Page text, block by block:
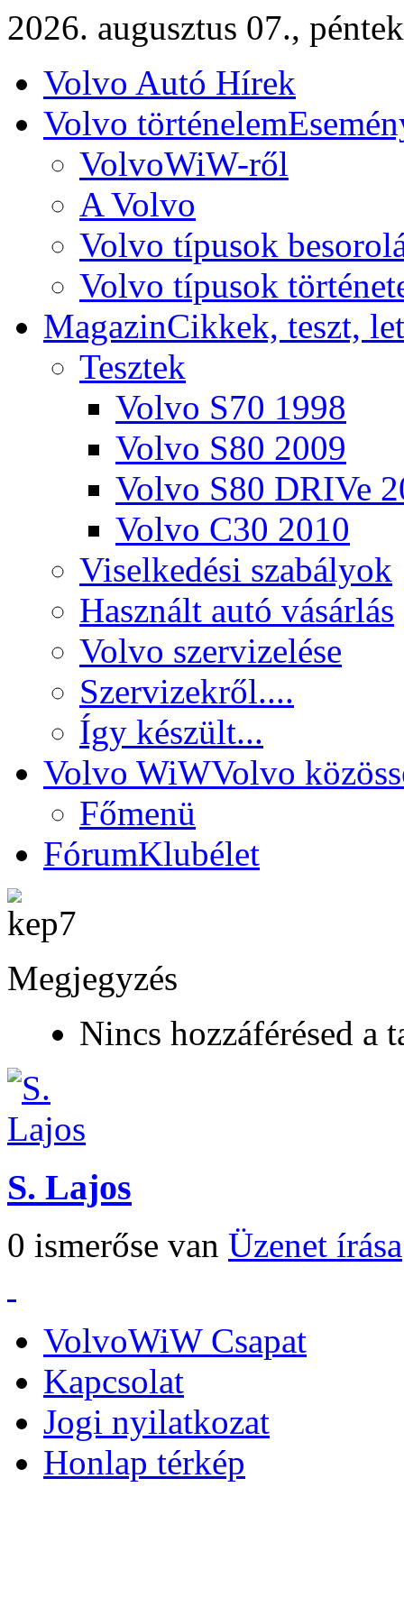
2026. augusztus 07., péntek
Volvo Autó Hírek
Volvo történelem
VolvoWiW-ről
A Volvo
Volvo típusok
Volvo típusok
MagazinCikkek, teszt,
Tesztek
Volvo S70 1998
Volvo S80 2009
Volvo S80 DRIVe
Volvo C30 2010
Viselkedési szabályok
Használt autó vásárlás
Volvo szervizelése
Szervizekről....
Így készült...
Volvo WiWVolvo
Főmenü
FórumKlubélet
Megjegyzés
Nincs hozzáférésed a
S. Lajos
0 ismerőse van Üzenet írása
VolvoWiW Csapat
Kapcsolat
Jogi nyilatkozat
Honlap térkép